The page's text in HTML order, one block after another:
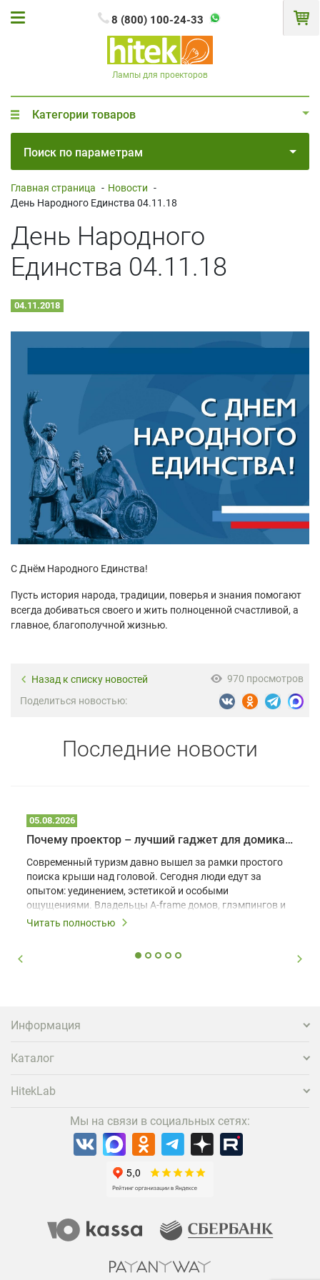
8 (800) 100-24-33
Лампы для проекторов
Категории товаров
Поиск по параметрам
Главная страница - Новости -
День Народного Единства 04.11.18
День Народного
Единства 04.11.18
04.11.2018
С Днём Народного Единства!
Пусть история народа, традиции, поверья и знания помогают
всегда добиваться своего и жить полноценной счастливой, а
главное, благополучной жизнью.
Назад к списку новостей
970 просмотров
Поделиться новостью:
Последние новости
05.08.2026
Почему проектор – лучший гаджет для домика в глэмпинге
Современный туризм давно вышел за рамки простого
поиска крыши над головой. Сегодня люди едут за
опытом: уединением, эстетикой и особыми
ощущениями. Владельцы A-frame домов, глэмпингов и
шале понимают, что конкуренция растет, и
вернуться и поделиться впечатлениями в соцсетях,
проектора.
Читать полностью
Информация
Каталог
HitekLab
Мы на связи в социальных сетях: